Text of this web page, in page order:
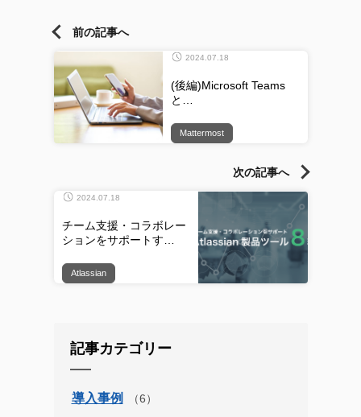
前の記事へ
2024.07.18
(後編)Microsoft Teams
と…
Mattermost
次の記事へ
2024.07.18
チーム支援・コラボレー
ションをサポートす…
Atlassian
記事カテゴリー
導入事例